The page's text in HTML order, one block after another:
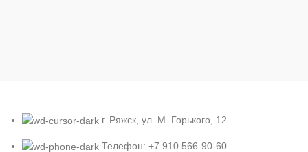
г. Ряжск, ул. М. Горького, 12
Телефон: +7 910 566-90-60